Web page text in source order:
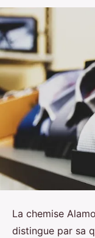
La chemise
distingue par sa